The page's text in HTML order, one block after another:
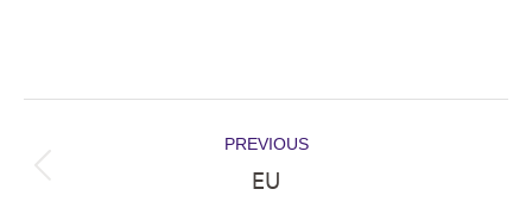
navigation
PREVIOUS
Previous
EU